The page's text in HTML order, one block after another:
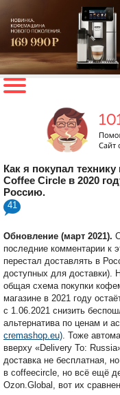
Как я покупал
Coffee Circle в 2020
Россию.
41
Обновление (март 2021).
последние комментарии к
перестал доставлять в
доступных для доставки).
общая схема покупки
магазине в 2021 году
с 1.06.2021 снизить
альтернатива по ценам и
cremashop.eu) . Тоже
вверху «Delivery To:
доставка не бесплатная,
в coffeecircle, но всё ещё
Ozon.Global, вот их